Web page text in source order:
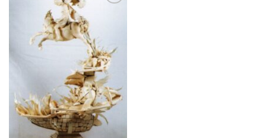
alla lista
dei
desideri